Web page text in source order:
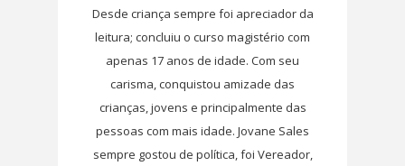
Desde criança sempre foi apreciador da
leitura; concluiu o curso magistério com
apenas 17 anos de idade. Com seu
carisma, conquistou amizade das
crianças, jovens e principalmente das
pessoas com mais idade. Jovane Sales
sempre gostou de política, foi Vereador,